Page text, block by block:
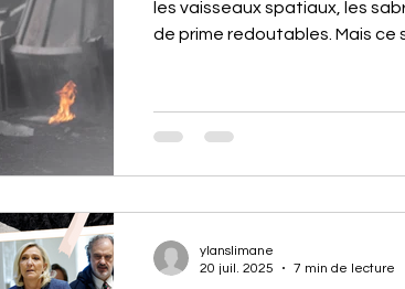
les vaisseaux spatiaux, les
de prime redoutables. Mais ce
le mal. Entre répression,
pourrait même être une
ylanslimane
20 juil. 2025
7 min de lecture